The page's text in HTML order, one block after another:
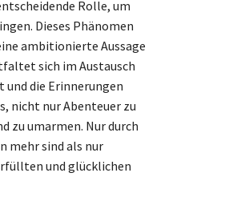
Rolle, um
Dieses Phänomen
ambitionierte Aussage
sich im Austausch
die Erinnerungen
nicht nur Abenteuer zu
zu umarmen. Nur durch
mehr sind als nur
und glücklichen